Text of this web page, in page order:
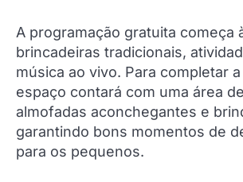
A programação gratuita começa
brincadeiras tradicionais,
música ao vivo. Para completar
espaço contará com uma área
almofadas aconchegantes e
garantindo bons momentos de
para os pequenos.